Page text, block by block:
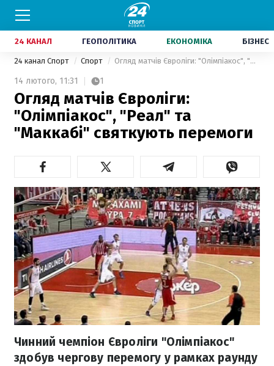
24 КАНАЛ ГЕОПОЛІТИКА ЕКОНОМІКА БІЗНЕС
24 канал Спорт Спорт Огляд матчів Євроліги: "Олімпіакос", "Реал" та "Маккабі" святкують перемоги
14 лютого, 11:31 1
Огляд матчів Євроліги:
"Олімпіакос", "Реал" та
"Маккабі" святкують перемоги
Чинний чемпіон Євроліги "Олімпіакос"
здобув чергову перемогу у рамках раунду